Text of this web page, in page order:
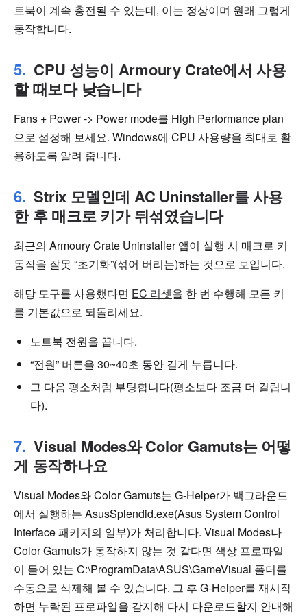
트북이 계속 충전될 수 있는데, 이는 정상이며 원래 그렇게
동작합니다.
CPU 성능이 Armoury Crate에서 사용
할 때보다 낮습니다
Fans + Power -> Power mode를 High Performance plan
으로 설정해 보세요. Windows에 CPU 사용량을 최대로 활
용하도록 알려 줍니다.
Strix 모델인데 AC Uninstaller를 사용
한 후 매크로 키가 뒤섞였습니다
최근의 Armoury Crate Uninstaller 앱이 실행 시 매크로 키
동작을 잘못 “초기화”(섞어 버리는)하는 것으로 보입니다.
해당 도구를 사용했다면 EC 리셋을 한 번 수행해 모든 키
를 기본값으로 되돌리세요.
노트북 전원을 끕니다.
“전원” 버튼을 30~40초 동안 길게 누릅니다.
그 다음 평소처럼 부팅합니다(평소보다 조금 더 걸립니
다).
Visual Modes와 Color Gamuts는 어떻
게 동작하나요
Visual Modes와 Color Gamuts는 G-Helper가 백그라운드
에서 실행하는 AsusSplendid.exe(Asus System Control
Interface 패키지의 일부)가 처리합니다. Visual Modes나
Color Gamuts가 동작하지 않는 것 같다면 색상 프로파일
이 들어 있는 C:\ProgramData\ASUS\GameVisual 폴더를
수동으로 삭제해 볼 수 있습니다. 그 후 G-Helper를 재시작
하면 누락된 프로파일을 감지해 다시 다운로드할지 안내해